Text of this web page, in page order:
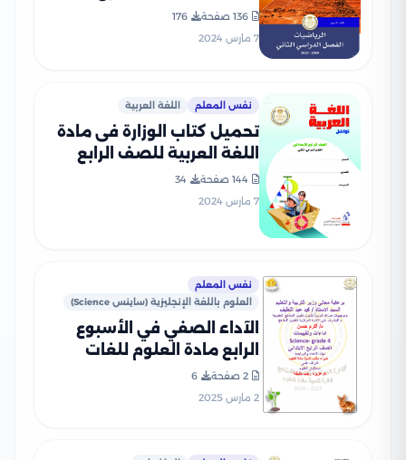
بصيغة PDF
136 صفحة
176
7 مارس 2024
نفس المعلم اللغة العربية
تحميل كتاب الوزارة فى مادة
اللغة العربية للصف الرابع
بصيغة PDF
144 صفحة
34
7 مارس 2024
نفس المعلم
العلوم باللغة الإنجليزية (ساينس Science)
الآداء الصفي في الأسبوع
الرابع مادة العلوم للغات
Science للصف الرابع الإبتدائي
الترم الثاني 2025 بصيغة PDF
2 صفحة
6
2 مارس 2025